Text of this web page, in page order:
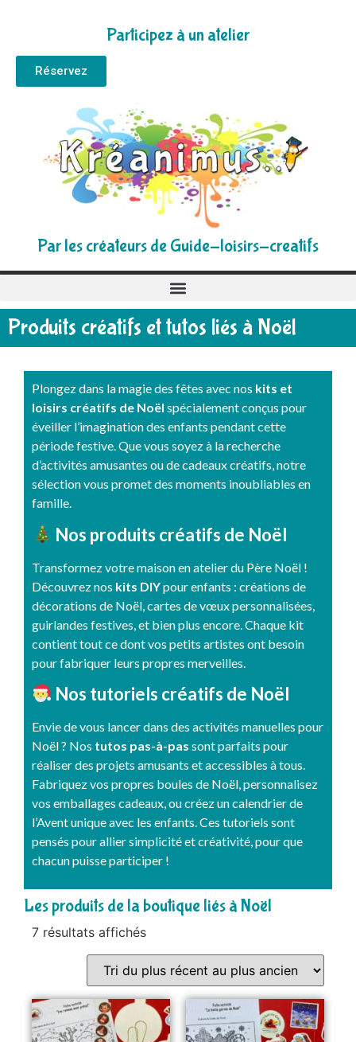
Participez à un atelier
Réservez
Par les créateurs de Guide-loisirs-creatifs
Produits créatifs et tutos liés à Noël
Plongez dans la magie des fêtes avec nos kits et
loisirs créatifs de Noël spécialement conçus pour
éveiller l’imagination des enfants pendant cette
période festive. Que vous soyez à la recherche
d’activités amusantes ou de cadeaux créatifs, notre
sélection vous promet des moments inoubliables en
famille.
Nos produits créatifs de Noël
Transformez votre maison en atelier du Père Noël !
Découvrez nos kits DIYpour enfants : créations de
décorations de Noël, cartes de vœux personnalisées,
guirlandes festives, et bien plus encore. Chaque kit
contient tout ce dont vos petits artistes ont besoin
pour fabriquer leurs propres merveilles.
Nos tutoriels créatifs de Noël
Envie de vous lancer dans des activités manuelles pour
Noël ? Nos tutos pas-à-pas sont parfaits pour
réaliser des projets amusants et accessibles à tous.
Fabriquez vos propres boules de Noël, personnalisez
vos emballages cadeaux, ou créez un calendrier de
l’Avent unique avec les enfants. Ces tutoriels sont
pensés pour allier simplicité et créativité, pour que
chacun puisse participer !
Les produits de la boutique liés à Noël
7 résultats affichés